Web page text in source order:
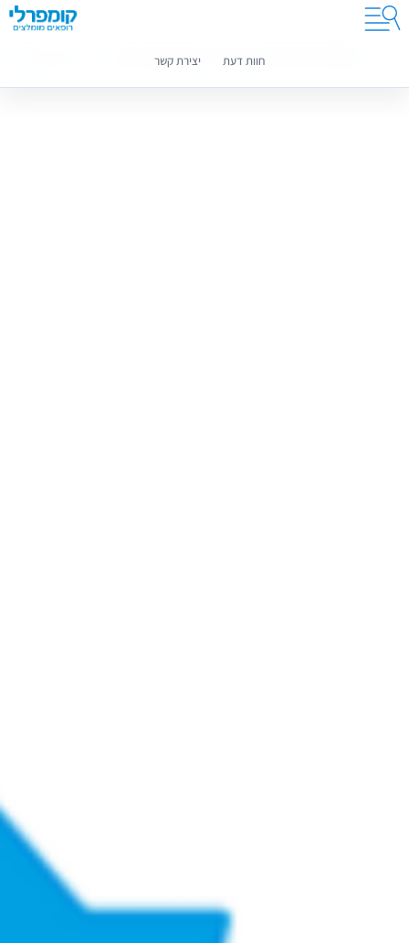
קומפרלי מסייעת לך לבחור רופאים מומלצים
חוות דעת יצירת קשר